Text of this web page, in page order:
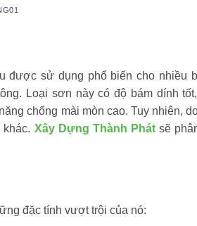
được sử dụng phổ biến cho nhiều
Loại sơn này có độ bám dính
chống mài mòn cao. Tuy nhiên,
Xây Dựng Thành Phát sẽ
đặc tính vượt trội của nó: